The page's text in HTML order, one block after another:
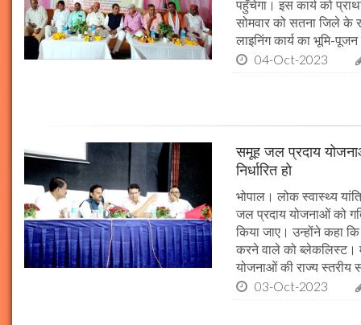
पहुँचेगा। इस कार्य को
सोमवार को सतना जिले के
लाइनिंग कार्य का भूमि-
04-Oct-2023
समूह जल प्रदाय
निर्धारित हो
भोपाल। लोक स्वास्थ्य
जल प्रदाय योजनाओं को
किया जाए। उन्होंने कहा
करने वाले को ब्लेकलिस्ट।
योजनाओं की राज्य स्तरीय
03-Oct-2023